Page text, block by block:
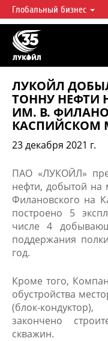
ЛУКОЙЛ СЕГОДНЯ
ЛУКОЙЛ — одна из
нефтегазовых компаний в
мировой добычи нефти и
Глобальный бизнес
ЛУКОЙЛ
ТОННУ НЕФТИ
ИМ. В.
КАСПИЙСКОМ
23 декабря 2021 г.
​ПАО «ЛУКОЙЛ»
нефти, добытой на
Филановского на
построено 5
числе 4
поддержания
год.
Кроме того,
обустройства
(блок-
закончено
скважин.